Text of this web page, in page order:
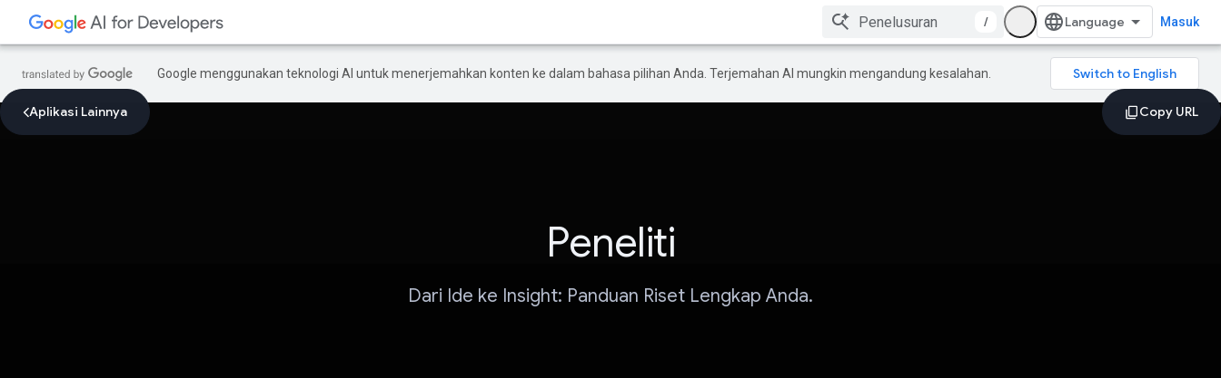
/ Masuk
Google menggunakan teknologi AI untuk menerjemahkan konten ke dalam bahasa pilihan Anda. Terjemahan AI mungkin mengandung kesalahan.
Aplikasi Lainnya
Peneliti
Dari Ide ke Insight: Panduan Riset Lengkap Anda.